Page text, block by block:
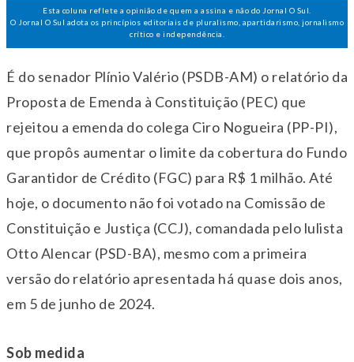
Esta coluna reflete a opinião de quem a assina e não do Jornal O Sul.
O Jornal O Sul adota os princípios editoriais de pluralismo, apartidarismo, jornalismo
crítico e independência.
É do senador Plínio Valério (PSDB-AM) o relatório da
Proposta de Emenda à Constituição (PEC) que
rejeitou a emenda do colega Ciro Nogueira (PP-PI),
que propôs aumentar o limite da cobertura do Fundo
Garantidor de Crédito (FGC) para R$ 1 milhão. Até
hoje, o documento não foi votado na Comissão de
Constituição e Justiça (CCJ), comandada pelo lulista
Otto Alencar (PSD-BA), mesmo com a primeira
versão do relatório apresentada há quase dois anos,
em 5 de junho de 2024.
Sob medida